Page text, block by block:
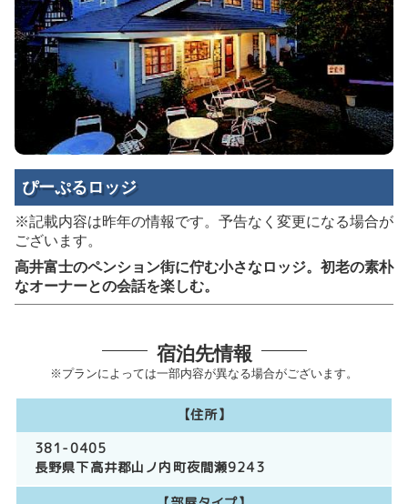
ぴーぷるロッジ
※記載内容は昨年の情報です。予告なく変更になる場合が
ございます。
高井富士のペンション街に佇む小さなロッジ。初老の素朴
なオーナーとの会話を楽しむ。
宿泊先情報
※プランによっては一部内容が異なる場合がございます。
【住所】
381-0405
長野県下高井郡山ノ内町夜間瀬9243